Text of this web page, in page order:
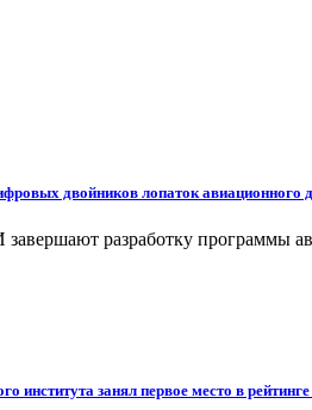
двойников лопаток авиационного
разработку программы
института занял первое место в